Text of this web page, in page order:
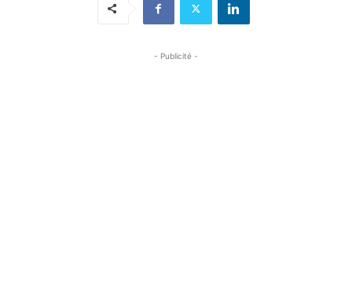
- Publicité -